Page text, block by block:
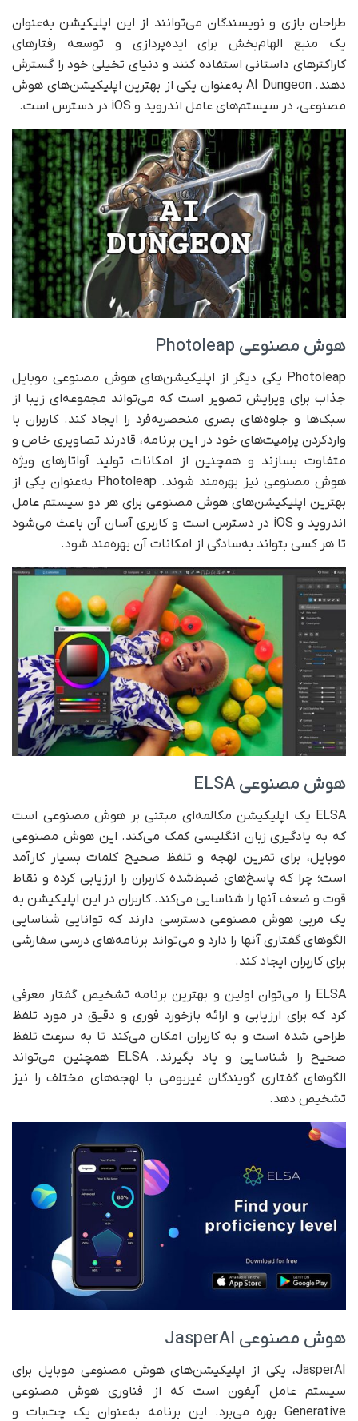
طراحان بازی و نویسندگان می‌توانند از این اپلیکیشن به‌عنوان
یک منبع الهام‌بخش برای ایده‌پردازی و توسعه رفتارهای
کاراکترهای داستانی استفاده کنند و دنیای تخیلی خود را گسترش
دهند. AI Dungeon به‌عنوان یکی از بهترین اپلیکیشن‌های هوش
مصنوعی، در سیستم‌های عامل اندروید و iOS در دسترس است.
هوش مصنوعی Photoleap
Photoleap یکی دیگر از اپلیکیشن‌های هوش مصنوعی موبایل
جذاب برای ویرایش تصویر است که می‌تواند مجموعه‌ای زیبا از
سبک‌ها و جلوه‌های بصری منحصر‌به‌فرد را ایجاد کند. کاربران با
وارد‌کردن پرامپت‌های خود در این برنامه، قادرند تصاویری خاص و
متفاوت بسازند و همچنین از امکانات تولید آواتارهای ویژه
هوش مصنوعی نیز بهره‌مند شوند. Photoleap به‌عنوان یکی از
بهترین اپلیکیشن‌های هوش مصنوعی برای هر دو سیستم عامل
اندروید و iOS در دسترس است و کاربری آسان آن باعث می‌شود
تا هر کسی بتواند به‌سادگی از امکانات آن بهره‌‌مند شود.
هوش مصنوعی ELSA
ELSA یک اپلیکیشن مکالمه‌ای مبتنی بر هوش مصنوعی است
که به یادگیری زبان انگلیسی کمک می‌کند. این هوش مصنوعی
موبایل، برای تمرین لهجه و تلفظ صحیح کلمات بسیار کارآمد
است؛ چرا که پاسخ‌های ضبط‌شده کاربران را ارزیابی کرده و نقاط
قوت و ضعف آنها را شناسایی می‌کند. کاربران در این اپلیکیشن به
یک مربی هوش مصنوعی دسترسی دارند که توانایی شناسایی
الگوهای گفتاری آنها را دارد و می‌تواند برنامه‌های درسی سفارشی
برای کاربران‌ ایجاد کند.
‏ELSA را می‌توان اولین و بهترین برنامه تشخیص گفتار معرفی
کرد که برای ارزیابی و ارائه بازخورد فوری و دقیق در مورد تلفظ
طراحی شده است و به کاربران امکان می‌کند تا به سرعت تلفظ
صحیح را شناسایی و یاد بگیرند. ‏ELSA همچنین می‌تواند
الگوهای گفتاری گویندگان غیر‌بومی با لهجه‌های مختلف را نیز
تشخیص دهد.
هوش مصنوعی JasperAI
JasperAI، یکی از اپلیکیشن‌های هوش مصنوعی موبایل برای
سیستم عامل آیفون است که از فناوری هوش مصنوعی
Generative بهره می‌برد. این برنامه به‌عنوان یک چت‌بات و